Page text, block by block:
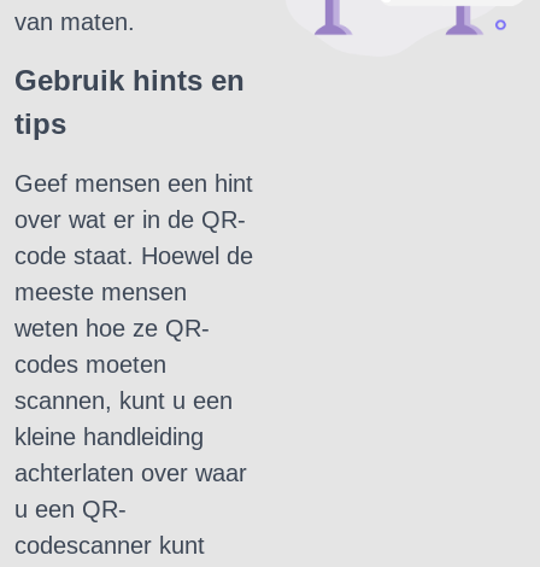
van maten.
Gebruik hints en
tips
Geef mensen een hint
over wat er in de QR-
code staat. Hoewel de
meeste mensen
weten hoe ze QR-
codes moeten
scannen, kunt u een
kleine handleiding
achterlaten over waar
u een QR-
codescanner kunt